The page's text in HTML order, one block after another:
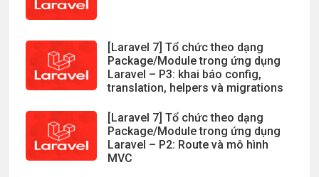
[Laravel 7] Tổ chức theo dạng
Package/Module trong ứng dụng
Laravel – P3: khai báo config,
translation, helpers và migrations
[Laravel 7] Tổ chức theo dạng
Package/Module trong ứng dụng
Laravel – P2: Route và mô hình
MVC